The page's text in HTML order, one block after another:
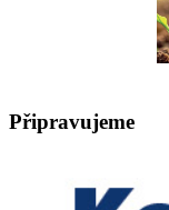
Připravujeme